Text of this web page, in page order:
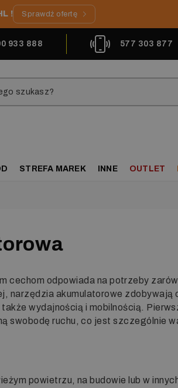
! Sprawdź ofertę
933 888 577 303 877
STREFA MAREK INNE OUTLET
cechom odpowiada na potrzeby
narzędzia akumulatorowe zdobywają
wydajnością i mobilnością.
swobodę ruchu, co jest szczególnie
powietrzu, na budowie lub w